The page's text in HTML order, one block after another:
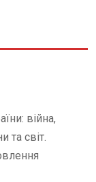
війна,
та світ.